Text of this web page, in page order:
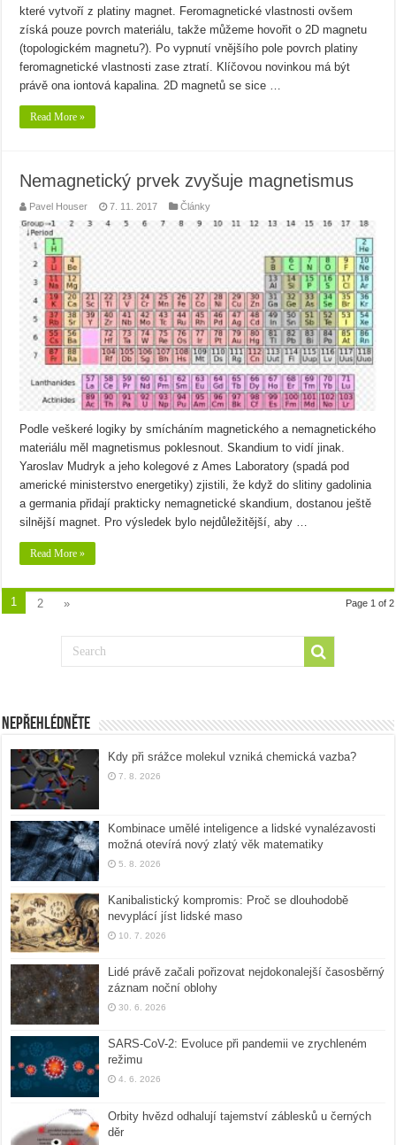
které vytvoří z platiny magnet. Feromagnetické vlastnosti ovšem
získá pouze povrch materiálu, takže můžeme hovořit o 2D magnetu
(topologickém magnetu?). Po vypnutí vnějšího pole povrch platiny
feromagnetické vlastnosti zase ztratí. Klíčovou novinkou má být
právě ona iontová kapalina. 2D magnetů se sice …
Read More »
Nemagnetický prvek zvyšuje magnetismus
Pavel Houser 7. 11. 2017 Články
Podle veškeré logiky by smícháním magnetického a nemagnetického
materiálu měl magnetismus poklesnout. Skandium to vidí jinak.
Yaroslav Mudryk a jeho kolegové z Ames Laboratory (spadá pod
americké ministerstvo energetiky) zjistili, že když do slitiny gadolinia
a germania přidají prakticky nemagnetické skandium, dostanou ještě
silnější magnet. Pro výsledek bylo nejdůležitější, aby …
Read More »
Page 1 of 2
1 2 »
Nepřehlédněte
Kdy při srážce molekul vzniká chemická vazba?
7. 8. 2026
Kombinace umělé inteligence a lidské vynalézavosti
možná otevírá nový zlatý věk matematiky
5. 8. 2026
Kanibalistický kompromis: Proč se dlouhodobě
nevyplácí jíst lidské maso
10. 7. 2026
Lidé právě začali pořizovat nejdokonalejší časosběrný
záznam noční oblohy
30. 6. 2026
SARS-CoV-2: Evoluce při pandemii ve zrychleném
režimu
4. 6. 2026
Orbity hvězd odhalují tajemství záblesků u černých
děr